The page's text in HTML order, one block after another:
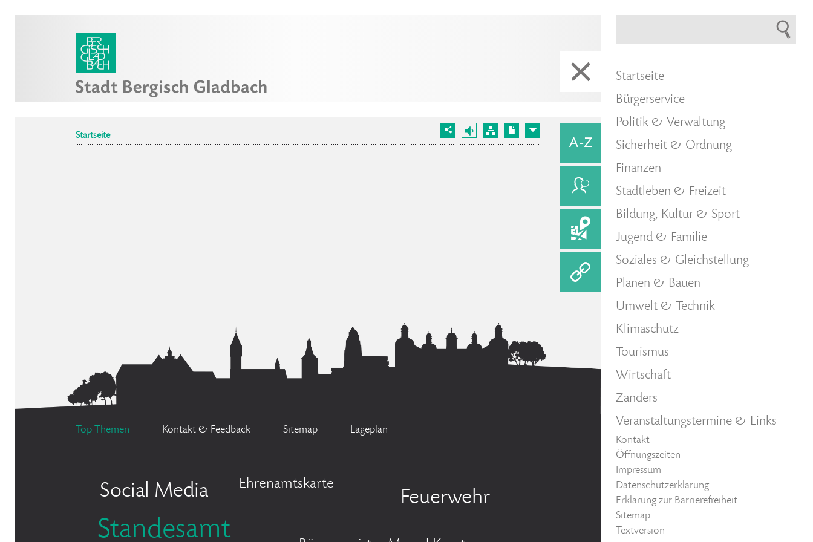
Startseite
Top Themen Kontakt & Feedback Sitemap Lageplan
Social Media Ehrenamtskarte
Feuerwehr
Standesamt
Startseite
Bürgerservice
Politik & Verwaltung
Sicherheit & Ordnung
Finanzen
Stadtleben & Freizeit
Bildung, Kultur & Sport
Jugend & Familie
Soziales & Gleichstellung
Planen & Bauen
Umwelt & Technik
Klimaschutz
Tourismus
Wirtschaft
Zanders
Veranstaltungstermine & Links
Kontakt
Öffnungszeiten
Impressum
Datenschutzerklärung
Erklärung zur Barrierefreiheit
Sitemap
Textversion